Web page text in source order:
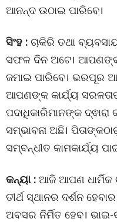
ଆନନ୍ଦ ଉଠାଇ ପାରିବେ।
ସିଂହ : ଚାକିରି ତଥା
ସଫଳ ଦିନ ଅଟେ।
ଜମାଇ ପାରିବେ। ଭରପୂର
ଆପଣଙ୍କ କାର୍ଯ୍ୟ
ପଦାଧିକାରିମାନଙ୍କ
ସମ୍ଭାବନା ଅଛି।
ସମ୍ବନ୍ଧୀତ କାମକାର୍ଯ୍ୟ
କନ୍ୟା : ଆଜି ଆପଣ ଧାର୍ମିକ
ତୀର୍ଥ ସ୍ଥାନର ଦର୍ଶନ
ଅବସର ନିର୍ମିତ ହେବ।